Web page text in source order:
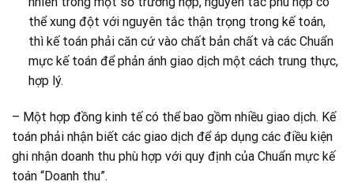
thể xung đột với nguyên tắc thận trọng trong kế toán,
thì kế toán phải căn cứ vào chất bản chất và các Chuẩn
mực kế toán để phản ánh giao dịch một cách trung thực,
hợp lý.
– Một hợp đồng kinh tế có thể bao gồm nhiều giao dịch. Kế
toán phải nhận biết các giao dịch để áp dụng các điều kiện
ghi nhận doanh thu phù hợp với quy định của Chuẩn mực kế
toán “Doanh thu”.